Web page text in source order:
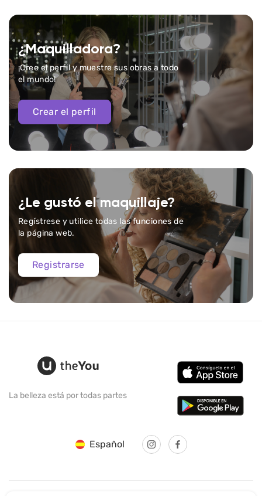
¿Maquilladora?
¡Cree el perfil y muestre sus obras a todo
el mundo!
Crear el perfil
¿Le gustó el maquillaje?
Regístrese y utilice todas las funciones de
la página web.
Registrarse
La belleza está por todas partes
Español